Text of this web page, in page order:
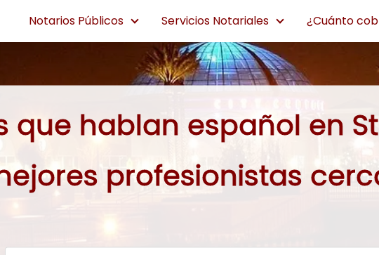
Notarios Públicos Servicios Notariales ¿Cuánto
que hablan español en
profesionistas